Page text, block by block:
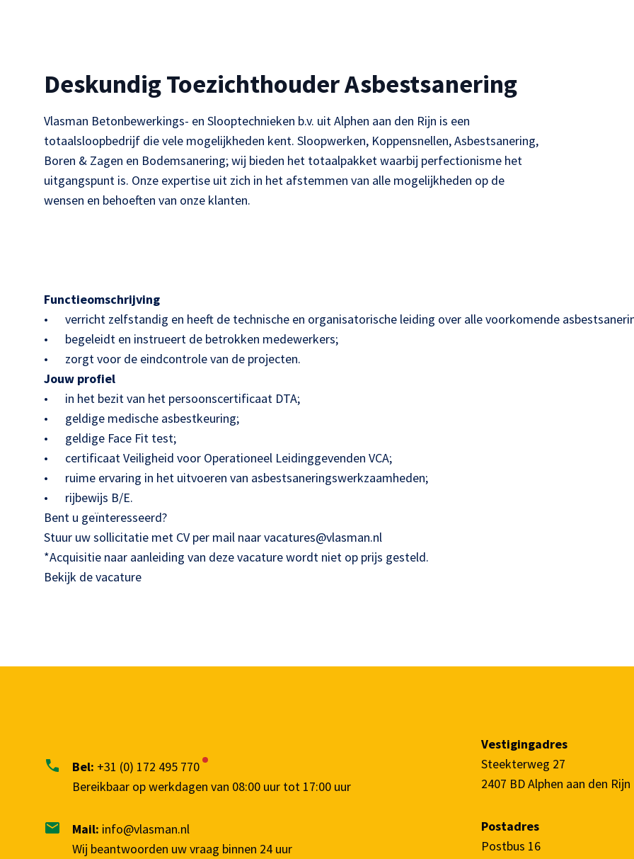
Deskundig Toezichthouder Asbestsanering
Vlasman Betonbewerkings- en Slooptechnieken b.v. uit Alphen aan den Rijn is een
totaalsloopbedrijf die vele mogelijkheden kent. Sloopwerken, Koppensnellen, Asbestsanering,
Boren & Zagen en Bodemsanering; wij bieden het totaalpakket waarbij perfectionisme het
uitgangspunt is. Onze expertise uit zich in het afstemmen van alle mogelijkheden op de
wensen en behoeften van onze klanten.
Functieomschrijving
• verricht zelfstandig en heeft de technische en organisatorische leiding over alle voorkomende
• begeleidt en instrueert de betrokken medewerkers;
• zorgt voor de eindcontrole van de projecten.
Jouw profiel
• in het bezit van het persoonscertificaat DTA;
• geldige medische asbestkeuring;
• geldige Face Fit test;
• certificaat Veiligheid voor Operationeel Leidinggevenden VCA;
• ruime ervaring in het uitvoeren van asbestsaneringswerkzaamheden;
• rijbewijs B/E.
Bent u geïnteresseerd?
Stuur uw sollicitatie met CV per mail naar vacatures@vlasman.nl
*Acquisitie naar aanleiding van deze vacature wordt niet op prijs gesteld.
Bekijk de vacature
Bel: +31 (0) 172 495 770
Bereikbaar op werkdagen van 08:00 uur tot 17:00 uur
Mail: info@vlasman.nl
Wij beantwoorden uw vraag binnen 24 uur
Vestigingadres
Steekterweg 27
2407 BD Alphen aan den Rijn
Postadres
Postbus 16